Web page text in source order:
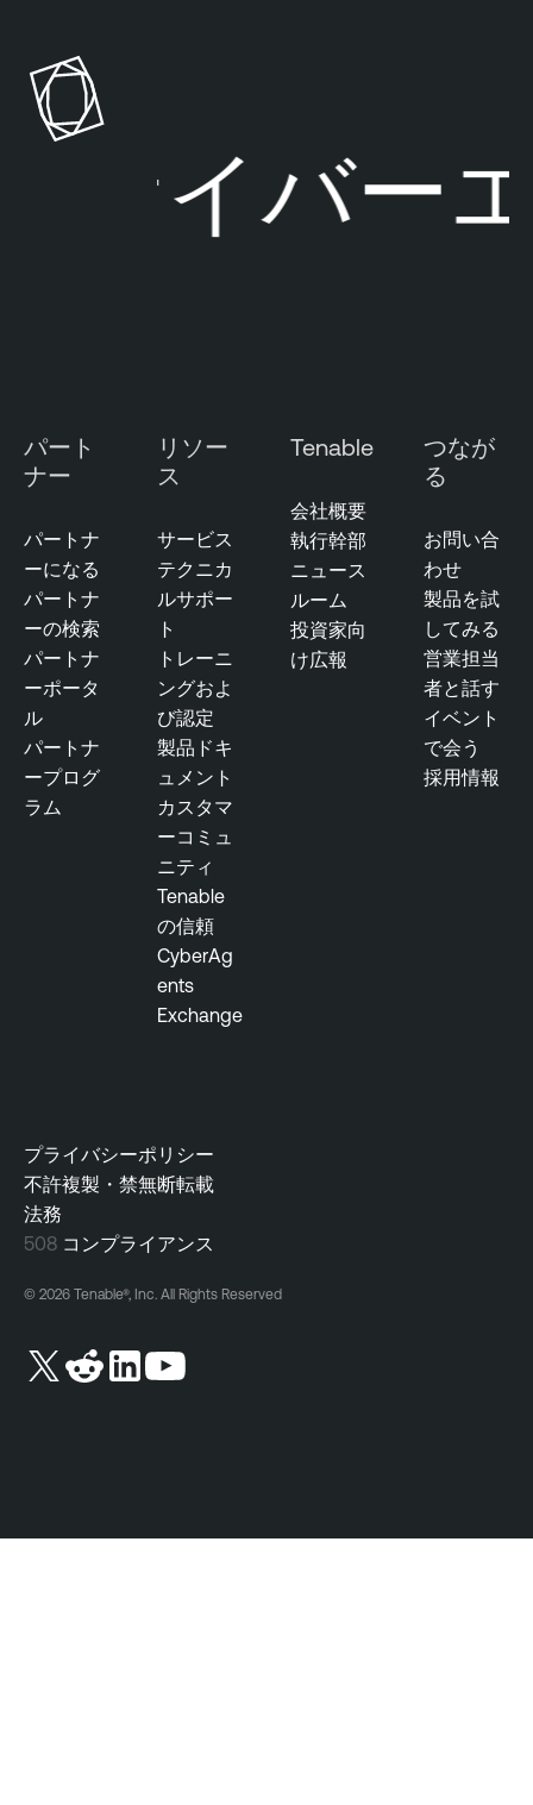
サイバー
パート
ナー
パートナ
ーになる
パートナ
ーの検索
パートナ
ーポータ
ル
パートナ
ープログ
ラム
リソー
ス
サービス
テクニカ
ルサポー
ト
トレーニ
ングおよ
び認定
製品ドキ
ュメント
カスタマ
ーコミュ
ニティ
Tenable
の信頼
CyberAg
ents
Exchange
Tenable
会社概要
執行幹部
ニュース
ルーム
投資家向
け広報
つなが
る
お問い合
わせ
製品を試
してみる
営業担当
者と話す
イベント
で会う
採用情報
プライバシーポリシー
不許複製・禁無断転載
法務
508 コンプライアンス
© 2026 Tenable®, Inc. All Rights Reserved